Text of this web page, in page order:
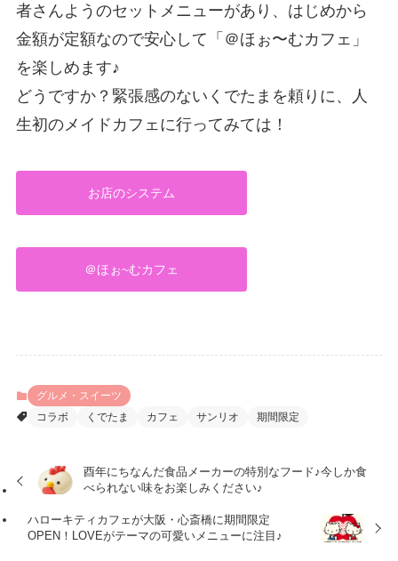
者さんようのセットメニューがあり、はじめから
金額が定額なので安心して「＠ほぉ〜むカフェ」
を楽しめます♪
どうですか？緊張感のないくでたまを頼りに、人
生初のメイドカフェに行ってみては！
お店のシステム
＠ほぉ~むカフェ
グルメ・スイーツ
コラボ
くでたま カフェ サンリオ 期間限定
酉年にちなんだ食品メーカーの特別なフード♪今しか食
べられない味をお楽しみください♪
ハローキティカフェが大阪・心斎橋に期間限定
OPEN！LOVEがテーマの可愛いメニューに注目♪